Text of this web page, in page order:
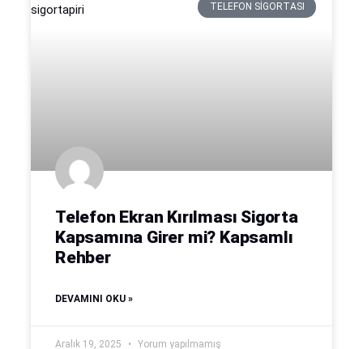
TELEFON SIGORTASI
Telefon Ekran Kırılması Sigorta
Kapsamına Girer mi? Kapsamlı
Rehber
DEVAMINI OKU »
Aralık 19, 2025 Yorum yapılmamış